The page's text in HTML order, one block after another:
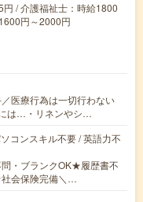
/ 介護福祉士：時給1800
円～2000円
医療行為は一切行わない
は…・リネンやシ…
コンスキル不要 / 英語力不
・ブランクOK★履歴書不
会保険完備＼…